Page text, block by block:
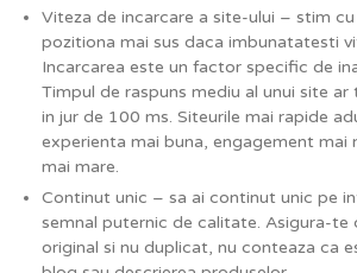
Viteza de incarcare a site-ului – stim
pozitiona mai sus daca imbunatatesti
Incarcarea este un factor specific de
Timpul de raspuns mediu al unui site ar
in jur de 100 ms. Siteurile mai rapide
experienta mai buna, engagement mai
mai mare.
Continut unic – sa ai continut unic pe
semnal puternic de calitate. Asigura-te
original si nu duplicat, nu conteaza ca